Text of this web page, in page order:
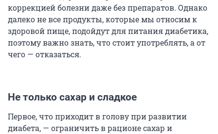
коррекцией болезни даже без препаратов. Однако
далеко не все продукты, которые мы относим к
здоровой пище, подойдут для питания диабетика,
поэтому важно знать, что стоит употреблять, а от
чего — отказаться.
Не только сахар и сладкое
Первое, что приходит в голову при развитии
диабета, — ограничить в рационе сахар и